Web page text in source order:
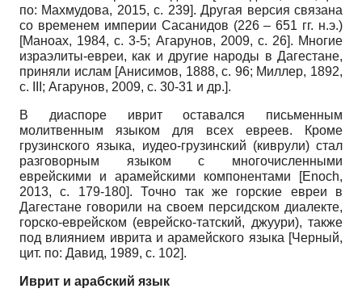
по: Махмудова, 2015, с. 239]. Другая версия связана
со временем империи Сасанидов (226 – 651 гг. н.э.)
[Маноах, 1984, с. 3-5; Агарунов, 2009, с. 26]. Многие
израэлиты-евреи, как и другие народы в Дагестане,
приняли ислам [Анисимов, 1888, с. 96; Миллер, 1892,
с. III; Агарунов, 2009, с. 30-31 и др.].
В диаспоре иврит оставался письменным
молитвенным языком для всех евреев. Кроме
грузинского языка, иудео-грузинский (киврули) стал
разговорным языком с многочисленными
еврейскими и арамейскими компонентами [Enoch,
2013, с. 179-180]. Точно так же горские евреи в
Дагестане говорили на своем персидском диалекте,
горско-еврейском (еврейско-татский, джуури), также
под влиянием иврита и арамейского языка [Черный,
цит. по: Давид, 1989, с. 102].
Иврит и арабский язык